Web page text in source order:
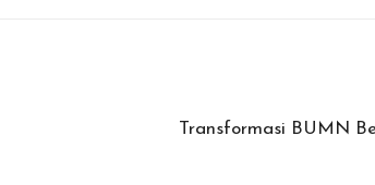
Transformasi BUMN